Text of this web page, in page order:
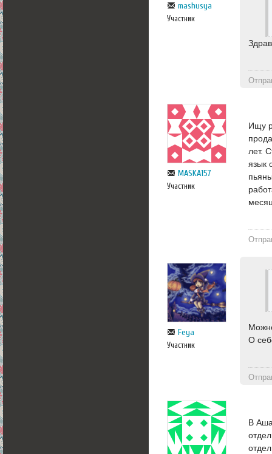
mashusya
Участник
MASKA157
Участник
Ищу
лет.
язык
Feya
Участник
О
В